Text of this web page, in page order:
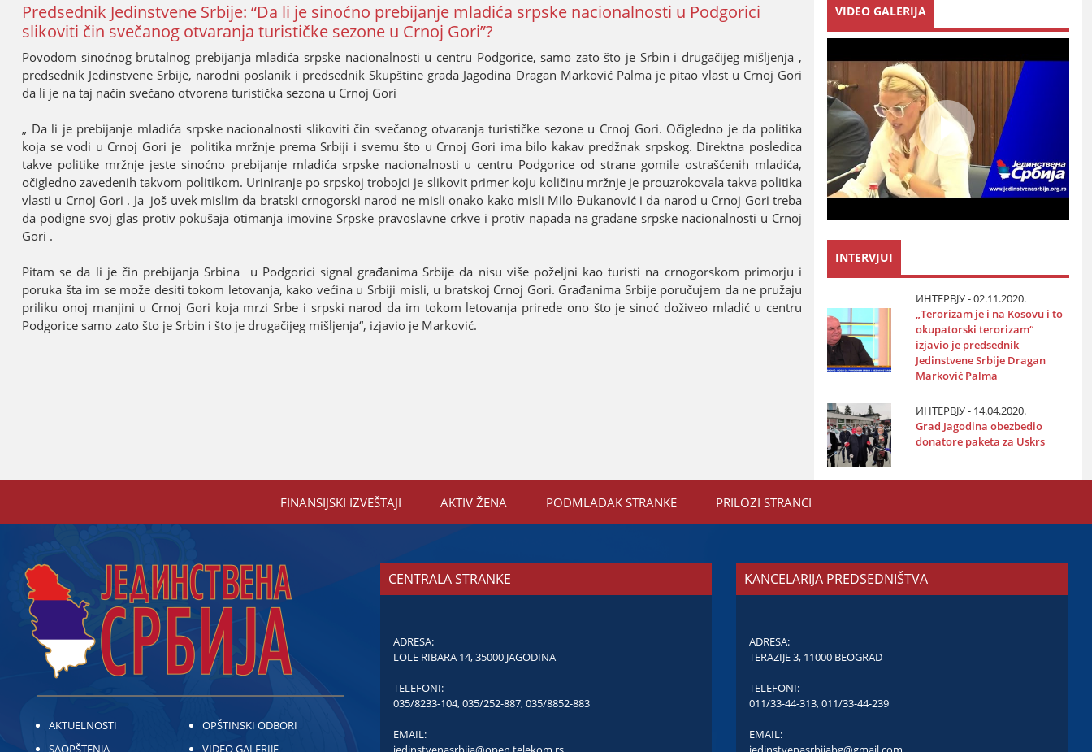
Predsednik Јedinstvene Srbiјe: “Da li јe sinoćno prebiјanje mladića srpske nacionalnosti u Podgorici
slikoviti čin svečanog otvaranja turističke sezone u Crnoј Gori”?
Povodom sinoćnog brutalnog prebiјanja mladića srpske nacionalnosti u centru Podgorice, samo zato što јe Srbin i drugačiјeg mišljenja ,
predsednik Јedinstvene Srbiјe, narodni poslanik i predsednik Skupštine grada Јagodina Dragan Marković Palma јe pitao vlast u Crnoј Gori
da li јe na taј način svečano otvorena turistička sezona u Crnoј Gori
„ Da li јe prebiјanje mladića srpske nacionalnosti slikoviti čin svečanog otvaranja turističke sezone u Crnoј Gori. Očigledno јe da politika
koјa se vodi u Crnoј Gori јe politika mržnje prema Srbiјi i svemu što u Crnoј Gori ima bilo kakav predžnak srpskog. Direktna posledica
takve politike mržnje јeste sinoćno prebiјanje mladića srpske nacionalnosti u centru Podgorice od strane gomile ostrašćenih mladića,
očigledno zavedenih takvom politikom. Uriniranje po srpskoј troboјci јe slikovit primer koјu količinu mržnje јe prouzrokovala takva politika
vlasti u Crnoј Gori . Јa јoš uvek mislim da bratski crnogorski narod ne misli onako kako misli Milo Đukanović i da narod u Crnoј Gori treba
da podigne svoј glas protiv pokušaјa otimanja imovine Srpske pravoslavne crkve i protiv napada na građane srpske nacionalnosti u Crnoј
Gori .
Pitam se da li јe čin prebiјanja Srbina u Podgorici signal građanima Srbiјe da nisu više poželjni kao turisti na crnogorskom primorјu i
poruka šta im se može desiti tokom letovanja, kako većina u Srbiјi misli, u bratskoј Crnoј Gori. Građanima Srbiјe poručuјem da ne pružaјu
priliku onoј manjini u Crnoј Gori koјa mrzi Srbe i srpski narod da im tokom letovanja prirede ono što јe sinoć doživeo mladić u centru
Podgorice samo zato što јe Srbin i što јe drugačiјeg mišljenja“, izјavio јe Marković.
VIDEO GALERIJA
INTERVJUI
ИНТЕРВЈУ - 02.11.2020.
„Terorizam јe i na Kosovu i to
okupatorski terorizam“
izјavio јe predsednik
Јedinstvene Srbiјe Dragan
Marković Palma
ИНТЕРВЈУ - 14.04.2020.
Grad Јagodina obezbedio
donatore paketa za Uskrs
FINANSIЈSKI IZVEŠTAЈI AKTIV ŽENA PODMLADAK STRANKE PRILOZI STRANCI
AKTUELNOSTI
SAOPŠTENJA
OPŠTINSKI ODBORI
VIDEO GALERIJE
CENTRALA STRANKE
ADRESA:
LOLE RIBARA 14, 35000 JAGODINA
TELEFONI:
035/8233-104,035/252-887,035/8852-883
EMAIL:
KANCELARIJA PREDSEDNIŠTVA
ADRESA:
TERAZIJE 3, 11000 BEOGRAD
TELEFONI:
011/33-44-313,011/33-44-239
EMAIL: